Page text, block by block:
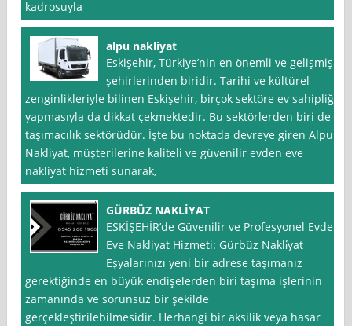
kadrosuyla
alpu nakliyat
Eskişehir, Türkiye’nin en önemli ve gelişmiş
şehirlerinden biridir. Tarihi ve kültürel
zenginlikleriyle bilinen Eskişehir, birçok sektöre ev sahipliği
yapmasıyla da dikkat çekmektedir. Bu sektörlerden biri de
taşımacılık sektörüdür. İşte bu noktada devreye giren Alpu
Nakliyat, müşterilerine kaliteli ve güvenilir evden eve
nakliyat hizmeti sunarak,
GÜRBÜZ NAKLİYAT
ESKİŞEHİR’de Güvenilir ve Profesyonel Evden
Eve Nakliyat Hizmeti: Gürbüz Nakli̇yat
Eşyalarınızı yeni bir adrese taşımanız
gerektiğinde en büyük endişelerden biri taşıma işlerinin
zamanında ve sorunsuz bir şekilde
gerçekleştirilebilmesidir. Herhangi bir aksilik veya hasar